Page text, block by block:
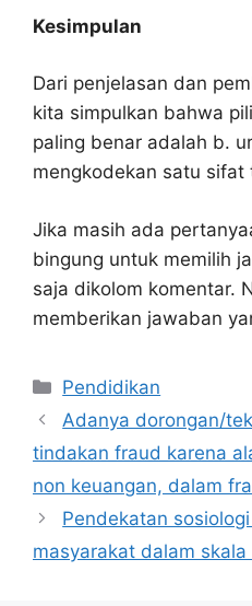
Kesimpulan
Dari penjelasan dan
kita simpulkan bahwa
paling benar adalah b.
mengkodekan satu sifat
Jika masih ada
bingung untuk memilih
saja dikolom komentar.
memberikan jawaban
Kategori
Pendidikan
Adanya dorongan/
tindakan fraud karena
non keuangan, dalam
Pendekatan
masyarakat dalam skala